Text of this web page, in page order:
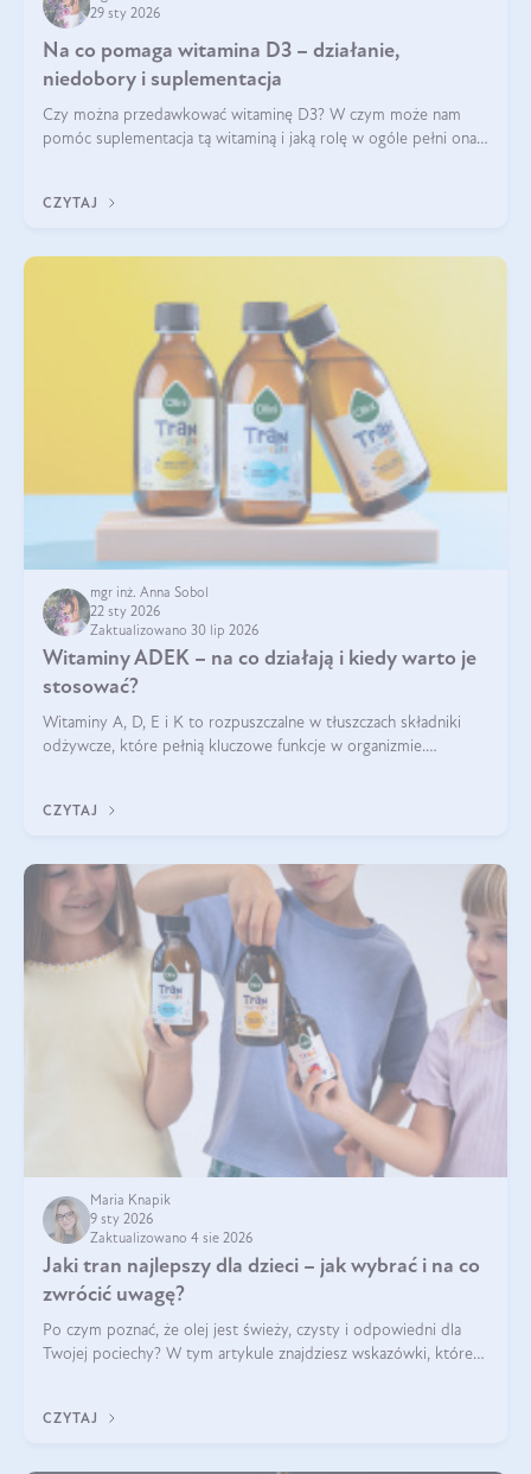
29 sty 2026
Na co pomaga witamina D3 – działanie,
niedobory i suplementacja
Czy można przedawkować witaminę D3? W czym może nam
pomóc suplementacja tą witaminą i jaką rolę w ogóle pełni ona
robić?
CZYTAJ
mgr inż. Anna Sobol
22 sty 2026
Zaktualizowano 30 lip 2026
Witaminy ADEK – na co działają i kiedy warto je
stosować?
Witaminy A, D, E i K to rozpuszczalne w tłuszczach składniki
odżywcze, które pełnią kluczowe funkcje w organizmie.
CZYTAJ
Maria Knapik
9 sty 2026
Zaktualizowano 4 sie 2026
Jaki tran najlepszy dla dzieci – jak wybrać i na co
zwrócić uwagę?
Po czym poznać, że olej jest świeży, czysty i odpowiedni dla
Twojej pociechy? W tym artykule znajdziesz wskazówki, które
CZYTAJ